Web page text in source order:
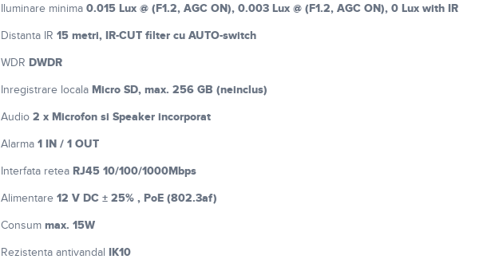
Iluminare minima 0.015 Lux @ (F1.2, AGC ON), 0.003 Lux @ (F1.2, AGC ON), 0 Lux with IR
Distanta IR 15 metri, IR-CUT filter cu AUTO-switch
WDR DWDR
Inregistrare locala Micro SD, max. 256 GB (neinclus)
Audio 2 x Microfon si Speaker incorporat
Alarma 1 IN / 1 OUT
Interfata retea RJ45 10/100/1000Mbps
Alimentare 12 V DC ± 25% , PoE (802.3af)
Consum max. 15W
Rezistenta antivandal IK10